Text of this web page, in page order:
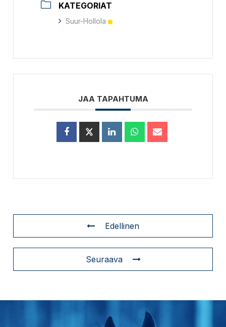
KATEGORIAT
Suur-Hollola
JAA TAPAHTUMA
Edellinen
Seuraava